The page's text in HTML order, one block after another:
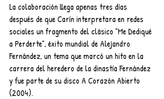
La colaboración llega apenas tres días
después de que Carín interpretara en redes
sociales un fragmento del clásico "Me Dediqué
a Perderte", éxito mundial de Alejandro
Fernández, un tema que marcó un hito en la
carrera del heredero de la dinastía Fernández
y fue parte de su disco A Corazón Abierto
(2004).